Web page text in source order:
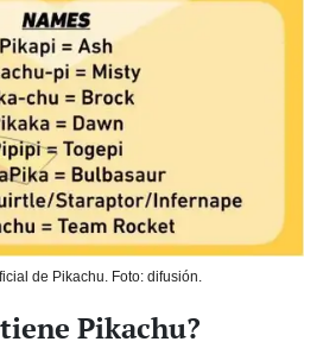
de Pikachu. Foto: difusión.
Pikachu?